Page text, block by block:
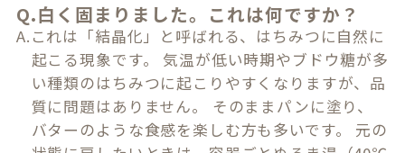
Q.白く固まりました。これは何ですか？
A.これは「結晶化」と呼ばれる、はちみつに自然に
起こる現象です。 気温が低い時期やブドウ糖が多
い種類のはちみつに起こりやすくなりますが、品
質に問題はありません。 そのままパンに塗り、
バターのような食感を楽しむ方も多いです。 元の